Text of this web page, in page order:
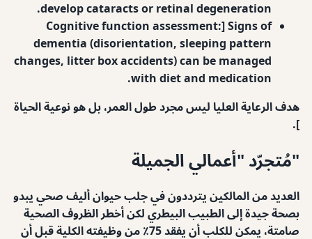
develop cataracts or retinal degeneration.
Cognitive function assessment:] Signs of
dementia (disorientation, sleeping pattern
changes, litter box accidents) can be managed
with diet and medication.
هدف الرعاية العليا ليس مجرد طول العمر، بل هو نوعية الحياة
].
"مُتجرّد "أعمالي الجميلة
العديد من المالكين يترددون في جلب حيوان أليف صحي يبدو
بصحة جيدة إلى الطبيب البيطري لكن أخطر الظروف الصحية
صامتة، يمكن للكلب أن يفقد 75٪ من وظيفته الكلية قبل أن